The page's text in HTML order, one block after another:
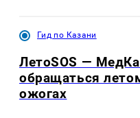
Гид по Казани
ЛетоSOS —
обращаться
ожогах